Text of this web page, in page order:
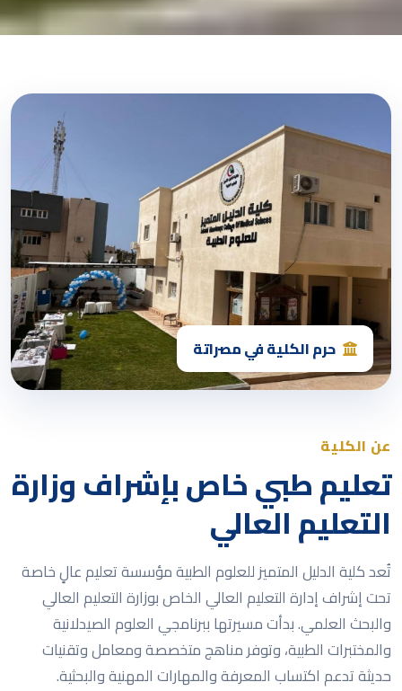
حرم الكلية في مصراتة
عن الكلية
تعليم طبي خاص بإشراف وزارة
التعليم العالي
تُعد كلية الدليل المتميز للعلوم الطبية مؤسسة تعليم عالٍ خاصة
تحت إشراف إدارة التعليم العالي الخاص بوزارة التعليم العالي
والبحث العلمي. بدأت مسيرتها ببرنامجي العلوم الصيدلانية
والمختبرات الطبية، وتوفر مناهج متخصصة ومعامل وتقنيات
حديثة تدعم اكتساب المعرفة والمهارات المهنية والبحثية.